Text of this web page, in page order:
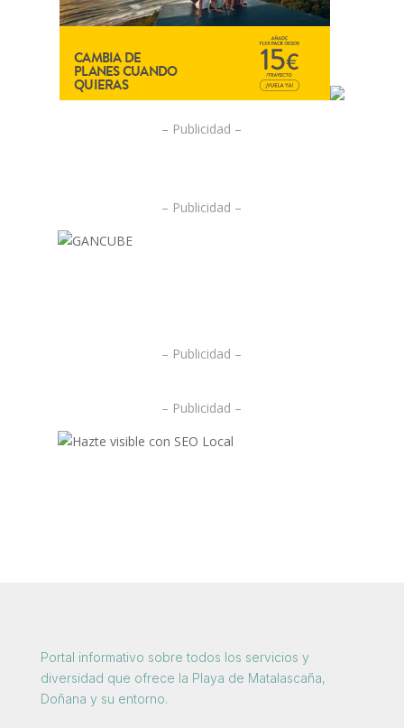
– Publicidad –
– Publicidad –
– Publicidad –
– Publicidad –
Portal informativo sobre todos los servicios y
diversidad que ofrece la Playa de Matalascaña,
Doñana y su entorno.